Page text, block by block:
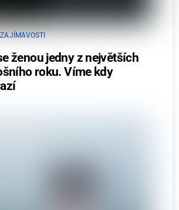
ZAJÍMAVOSTI
ženou jedny z největších
roku. Víme kdy